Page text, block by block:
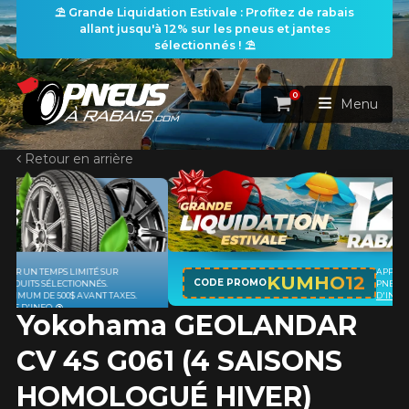
⛱️ Grande Liquidation Estivale : Profitez de rabais
allant jusqu'à 12% sur les pneus et jantes
sélectionnés ! ⛱️
ACCUEIL
PNEUS
RECHERCHE DE PNEUS VOIR TOUT
Rechercher par
Par dimensions Par véhicule
Recherche par dimensions RAPPORT
ROUES
RECHERCHE DE ROUES VOIR TOUT
Par dimensions
ENSEMBLES
RECHERCHE D'ENSEMBLES
PROMOTIONS
Panier
0
Menu
Retour en arrière
Yokohama GEOLANDAR
CV 4S G061 (4 SAISONS
HOMOLOGUÉ HIVER)
CODE PROMO KUMHO12
APPLICABLE SUR TOUT ACHAT DE 4
PNEUS DE MARQUE KUMHO*
PLUS
D'INFO